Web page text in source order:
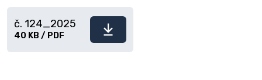
Stiahnuť
č. 124_2025
40 KB / PDF